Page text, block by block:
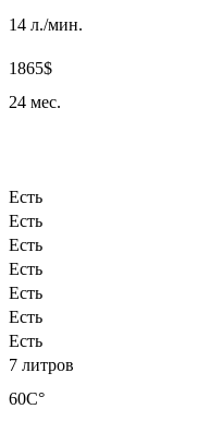
14 л./мин.
1865$
24 мес.
Есть
Есть
Есть
Есть
Есть
Есть
Есть
7 литров
60C°